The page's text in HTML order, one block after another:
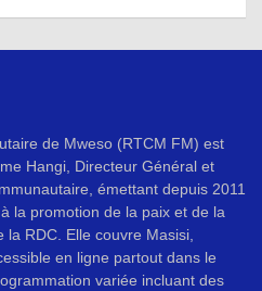
de Mweso (RTCM FM) est
Hangi, Directeur Général et
émettant depuis 2011
la promotion de la paix et de la
RDC. Elle couvre Masisi,
en ligne partout dans le
variée incluant des